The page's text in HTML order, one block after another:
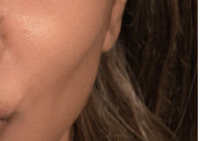
Lieferung8/9/26
Lieferung 8/12/26
Lieferung8/12/26